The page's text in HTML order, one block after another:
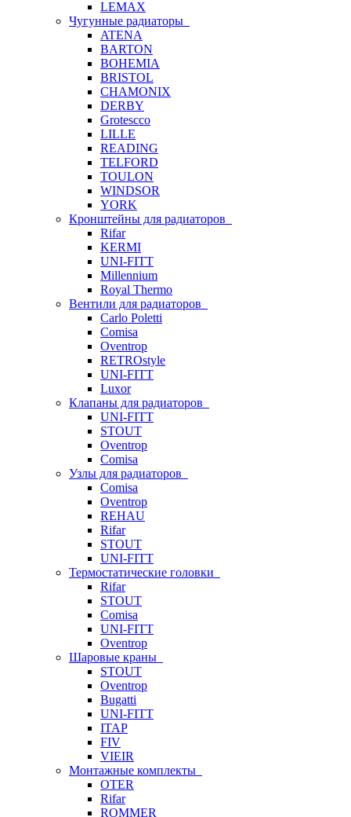
LEMAX
Чугунные радиаторы
ATENA
BARTON
BOHEMIA
BRISTOL
CHAMONIX
DERBY
Grotescco
LILLE
READING
TELFORD
TOULON
WINDSOR
YORK
Кронштейны для радиаторов
Rifar
KERMI
UNI-FITT
Millennium
Royal Thermo
Вентили для радиаторов
Carlo Poletti
Comisa
Oventrop
RETROstyle
UNI-FITT
Luxor
Клапаны для радиаторов
UNI-FITT
STOUT
Oventrop
Comisa
Узлы для радиаторов
Comisa
Oventrop
REHAU
Rifar
STOUT
UNI-FITT
Термостатические головки
Rifar
STOUT
Comisa
UNI-FITT
Oventrop
Шаровые краны
STOUT
Oventrop
Bugatti
UNI-FITT
ITAP
FIV
VIEIR
Монтажные комплекты
OTER
Rifar
ROMMER